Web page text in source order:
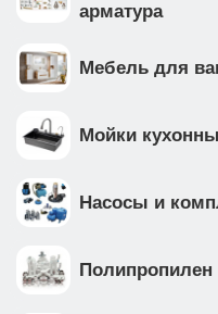
арматура
Мебель для
Мойки
Насосы и
Полипропилен